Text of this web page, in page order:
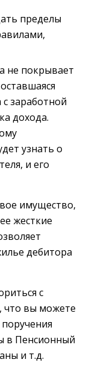
пределы
не покрывает
с заработной
дохода.
узнать о
и его
имущество,
жесткие
дебитора
с
что вы можете
в Пенсионный
и т.д.